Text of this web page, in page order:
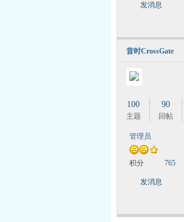
发消息
昔时CrossGate
100
主题
90
回帖
管理员
积分 765
发消息